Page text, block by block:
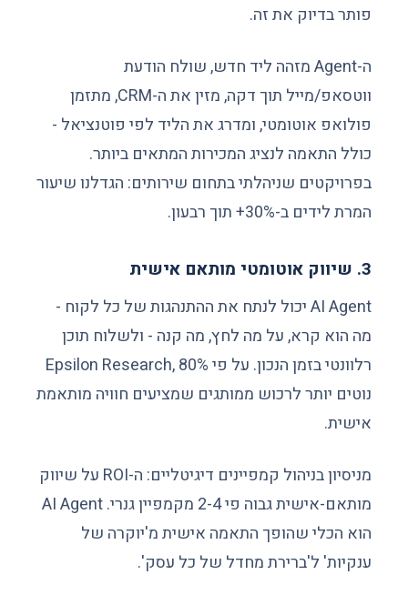
פותר בדיוק את זה.
ה-Agent מזהה ליד חדש, שולח הודעת
ווטסאפ/מייל תוך דקה, מזין את ה-CRM, מתזמן
פולואפ אוטומטי, ומדרג את הליד לפי פוטנציאל -
כולל התאמה לנציג המכירות המתאים ביותר.
בפרויקטים שניהלתי בתחום שירותים: הגדלנו שיעור
המרת לידים ב-30%+ תוך רבעון.
3. שיווק אוטומטי מותאם אישית
AI Agent יכול לנתח את ההתנהגות של כל לקוח -
מה הוא קרא, על מה לחץ, מה קנה - ולשלוח תוכן
רלוונטי בזמן הנכון. על פי Epsilon Research, 80%
נוטים יותר לרכוש ממותגים שמציעים חוויה מותאמת
אישית.
מניסיון בניהול קמפיינים דיגיטליים: ה-ROI על שיווק
מותאם-אישית גבוה פי 2-4 מקמפיין גנרי. AI Agent
הוא הכלי שהופך התאמה אישית מ'יוקרה של
ענקיות' ל'ברירת מחדל של כל עסק'.